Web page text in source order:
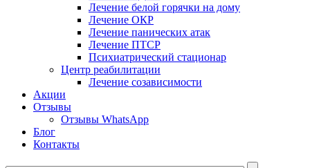
Лечение белой горячки на дому
Лечение ОКР
Лечение панических атак
Лечение ПТСР
Психиатрический стационар
Центр реабилитации
Лечение созависимости
Акции
Отзывы
Отзывы WhatsApp
Блог
Контакты